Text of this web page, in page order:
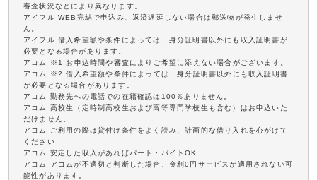
審査状況などにより異なります。
アイフル WEB完結で申込み、返済遅延しない場合は郵送物が発生しませ
ん。
アイフル 借入希望額や条件によっては、身分証明書以外にも収入証明書が
必要となる場合があります。
アコム ※1 お申込時間や審査によりご希望に添えない場合がございます。
アコム ※2 借入希望額や条件によっては、身分証明書以外にも収入証明書
が必要となる場合があります。
アコム 勤務先への電話での在籍確認は100％ありません。
アコム 高校生（定時制高校生および高等専門学校生も含む）はお申込いた
だけません。
アコム ご利用の際は貸付け条件をよく読み、計画的な借り入れを心がけて
ください
アコム 安定した収入があればパート・バイトOK
アコム アコムが不適切と判断した場合、金利0円サービスが適用されない可
能性があります。